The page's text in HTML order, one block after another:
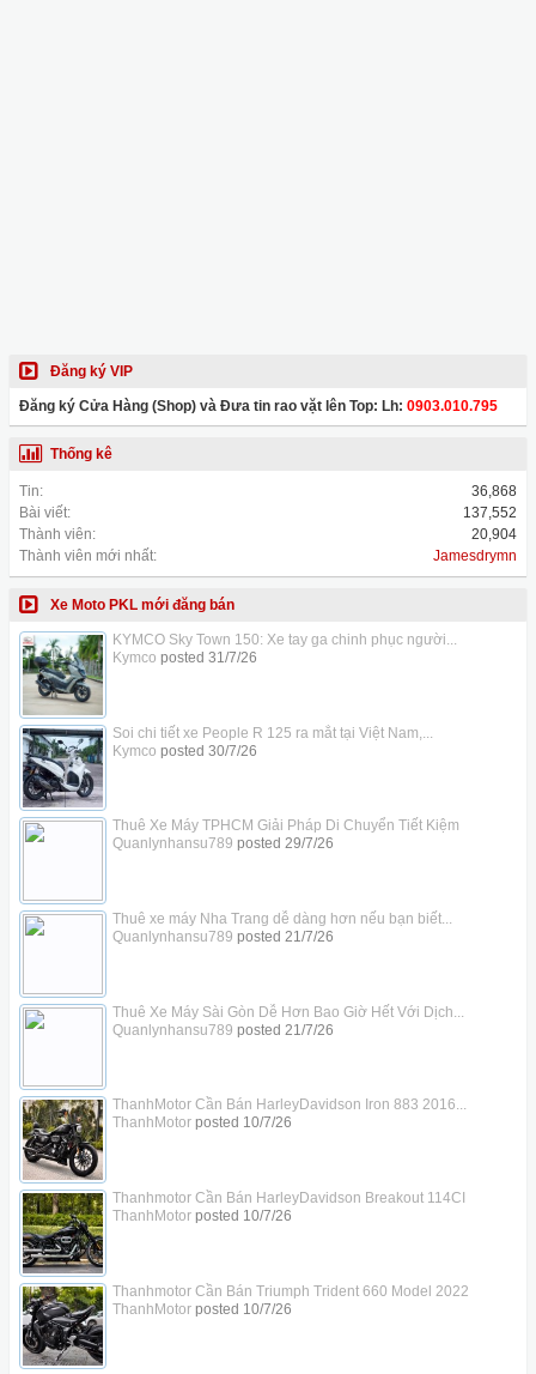
Đăng ký VIP
Đăng ký Cửa Hàng (Shop) và Đưa tin rao vặt lên Top: Lh: 0903.010.795
Thống kê
Tin:
36,868
Bài viết:
137,552
Thành viên:
20,904
Thành viên mới nhất:
Jamesdrymn
Xe Moto PKL mới đăng bán
KYMCO Sky Town 150: Xe tay ga chinh phục người...
Kymco posted 31/7/26
Soi chi tiết xe People R 125 ra mắt tại Việt Nam,...
Kymco posted 30/7/26
Thuê Xe Máy TPHCM Giải Pháp Di Chuyển Tiết Kiệm
Quanlynhansu789 posted 29/7/26
Thuê xe máy Nha Trang dễ dàng hơn nếu bạn biết...
Quanlynhansu789 posted 21/7/26
Thuê Xe Máy Sài Gòn Dễ Hơn Bao Giờ Hết Với Dịch...
Quanlynhansu789 posted 21/7/26
ThanhMotor Cần Bán HarleyDavidson Iron 883 2016...
ThanhMotorposted 10/7/26
Thanhmotor Cần Bán HarleyDavidson Breakout 114CI
ThanhMotorposted 10/7/26
Thanhmotor Cần Bán Triumph Trident 660 Model 2022
ThanhMotorposted 10/7/26